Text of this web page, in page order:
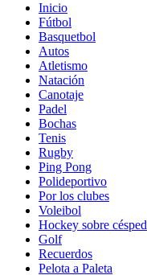
Inicio
Fútbol
Basquetbol
Autos
Atletismo
Natación
Canotaje
Padel
Bochas
Tenis
Rugby
Ping Pong
Polideportivo
Por los clubes
Voleibol
Hockey sobre césped
Golf
Recuerdos
Pelota a Paleta